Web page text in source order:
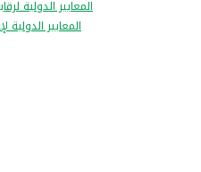
المعايير الدولية
المعايير الدولية